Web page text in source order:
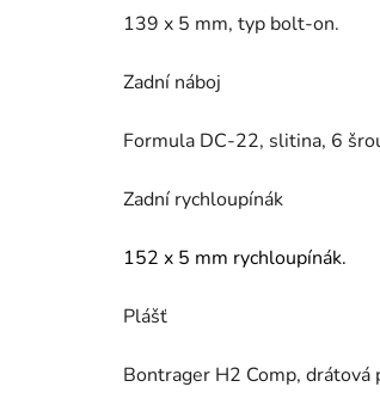
139 x 5 mm, typ bolt-on.
Zadní náboj
Formula DC-22, slitina, 6
Zadní rychloupínák
152 x 5 mm rychloupínák.
Plášť
Bontrager H2 Comp,